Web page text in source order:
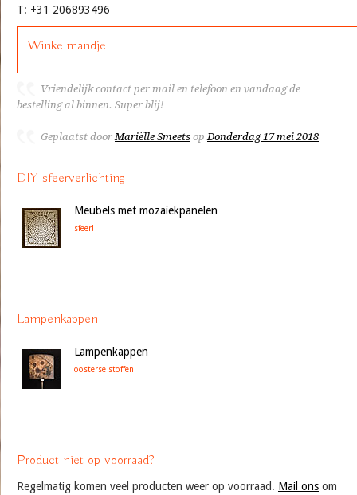
T: +31 206893496
Winkelmandje
Vriendelijk contact per mail en telefoon en vandaag de
bestelling al binnen. Super blij!
Geplaatst doorMariëlle Smeets opDonderdag 17 mei 2018
DIY sfeerverlichting
Meubels met mozaiekpanelen
sfeer!
Lampenkappen
Lampenkappen
oosterse stoffen
Product niet op voorraad?
Regelmatig komen veel producten weer op voorraad. Mail ons om